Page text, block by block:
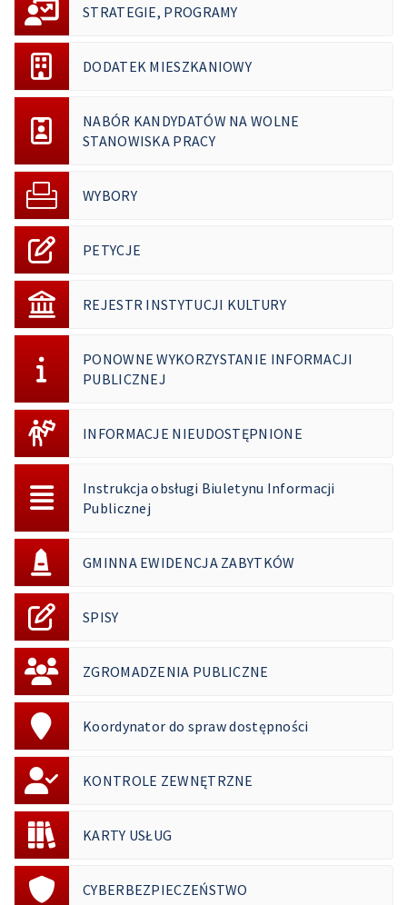
STRATEGIE, PROGRAMY
DODATEK MIESZKANIOWY
NABÓR KANDYDATÓW NA WOLNE
STANOWISKA PRACY
WYBORY
PETYCJE
REJESTR INSTYTUCJI KULTURY
PONOWNE WYKORZYSTANIE INFORMACJI
PUBLICZNEJ
INFORMACJE NIEUDOSTĘPNIONE
Instrukcja obsługi Biuletynu Informacji
Publicznej
GMINNA EWIDENCJA ZABYTKÓW
SPISY
ZGROMADZENIA PUBLICZNE
Koordynator do spraw dostępności
KONTROLE ZEWNĘTRZNE
KARTY USŁUG
CYBERBEZPIECZEŃSTWO